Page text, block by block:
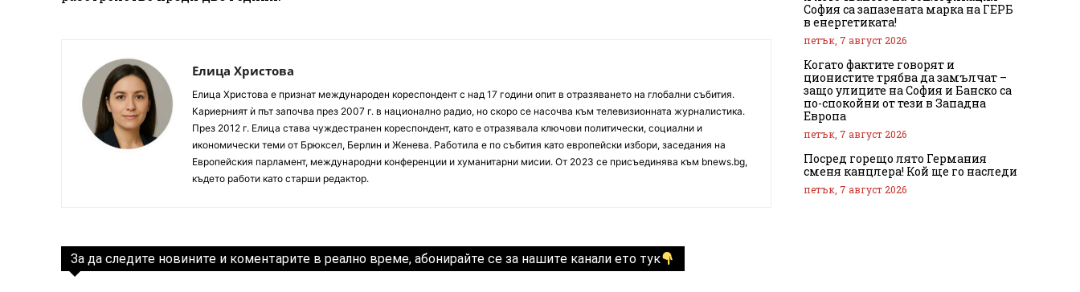
Елица Христова
Елица Христова е признат международен кореспондент с над 17 години опит в отразяването на глобални събития.
Кариерният ѝ път започва през 2007 г. в национално радио, но скоро се насочва към телевизионната журналистика.
През 2012 г. Елица става чуждестранен кореспондент, като е отразявала ключови политически, социални и
икономически теми от Брюксел, Берлин и Женева. Работила е по събития като европейски избори, заседания на
Европейския парламент, международни конференции и хуманитарни мисии. От 2023 се присъединява към bnews.bg,
където работи като старши редактор.
За да следите новините и коментарите в реално време, абонирайте се за нашите канали ето тук
София са запазената марка на ГЕРБ
в енергетиката!
петък, 7 август 2026
Когато фактите говорят и
ционистите трябва да замълчат –
защо улиците на София и Банско са
по-спокойни от тези в Западна
Европа
петък, 7 август 2026
Посред горещо лято Германия
сменя канцлера! Кой ще го наследи
петък, 7 август 2026